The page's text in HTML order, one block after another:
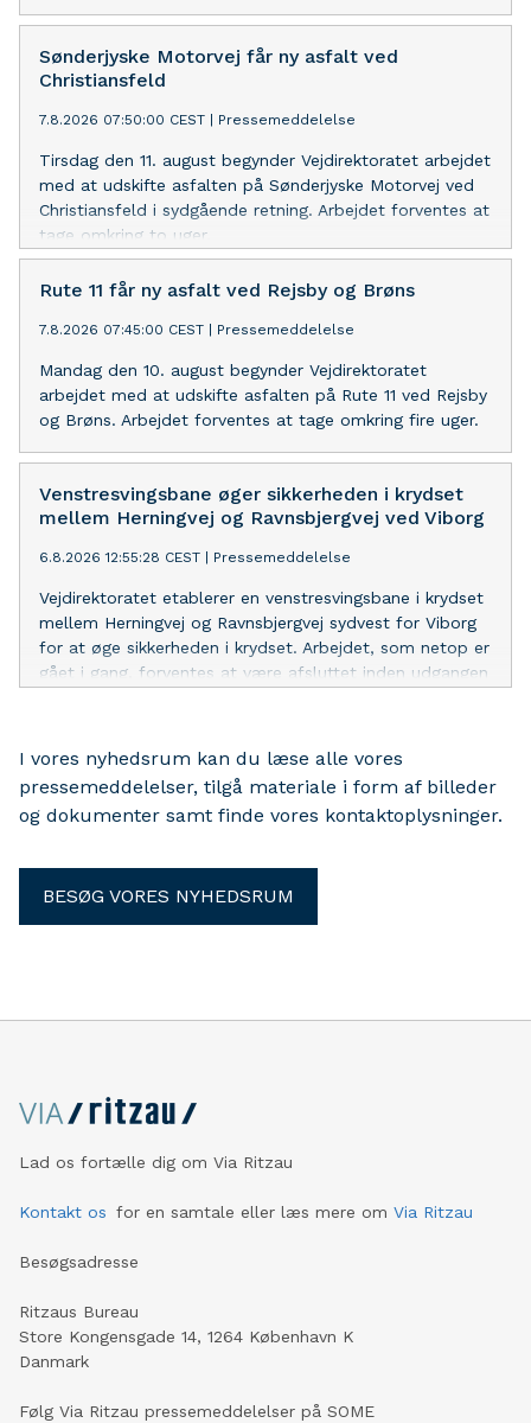
Sønderjyske Motorvej får ny asfalt ved
Christiansfeld
7.8.2026 07:50:00 CEST Pressemeddelelse
Tirsdag den 11. august begynder Vejdirektoratet arbejdet
med at udskifte asfalten på Sønderjyske Motorvej ved
Christiansfeld i sydgående retning. Arbejdet forventes at
tage omkring to uger.
Rute 11 får ny asfalt ved Rejsby og Brøns
7.8.2026 07:45:00 CEST Pressemeddelelse
Mandag den 10. august begynder Vejdirektoratet
arbejdet med at udskifte asfalten på Rute 11 ved Rejsby
og Brøns. Arbejdet forventes at tage omkring fire uger.
Venstresvingsbane øger sikkerheden i krydset
mellem Herningvej og Ravnsbjergvej ved Viborg
6.8.2026 12:55:28 CEST Pressemeddelelse
Vejdirektoratet etablerer en venstresvingsbane i krydset
mellem Herningvej og Ravnsbjergvej sydvest for Viborg
for at øge sikkerheden i krydset. Arbejdet, som netop er
gået i gang, forventes at være afsluttet inden udgangen
I vores nyhedsrum kan du læse alle vores
pressemeddelelser, tilgå materiale i form af billeder
og dokumenter samt finde vores kontaktoplysninger.
BESØG VORES NYHEDSRUM
Lad os fortælle dig om Via Ritzau
Kontakt os for en samtale eller læs mere om Via Ritzau
Besøgsadresse
Ritzaus Bureau
Store Kongensgade 14, 1264 København K
Danmark
Følg Via Ritzau pressemeddelelser på SOME